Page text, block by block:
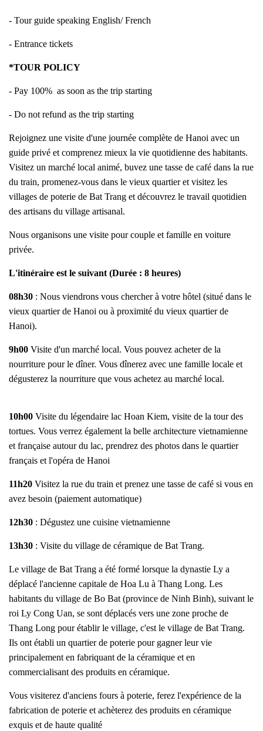
- Tour guide speaking English/ French
- Entrance tickets
*TOUR POLICY
- Pay 100% as soon as the trip starting
- Do not refund as the trip starting
Rejoignez une visite d'une journée complète de Hanoi avec un
guide privé et comprenez mieux la vie quotidienne des habitants.
Visitez un marché local animé, buvez une tasse de café dans la rue
du train, promenez-vous dans le vieux quartier et visitez les
villages de poterie de Bat Trang et découvrez le travail quotidien
des artisans du village artisanal.
Nous organisons une visite pour couple et famille en voiture
privée.
L'itinéraire est le suivant (Durée : 8 heures)
08h30 : Nous viendrons vous chercher à votre hôtel (situé dans le
vieux quartier de Hanoi ou à proximité du vieux quartier de
Hanoi).
9h00 Visite d'un marché local. Vous pouvez acheter de la
nourriture pour le dîner. Vous dînerez avec une famille locale et
dégusterez la nourriture que vous achetez au marché local.
10h00 Visite du légendaire lac Hoan Kiem, visite de la tour des
tortues. Vous verrez également la belle architecture vietnamienne
et française autour du lac, prendrez des photos dans le quartier
français et l'opéra de Hanoi
11h20 Visitez la rue du train et prenez une tasse de café si vous en
avez besoin (paiement automatique)
12h30 : Dégustez une cuisine vietnamienne
13h30 : Visite du village de céramique de Bat Trang.
Le village de Bat Trang a été formé lorsque la dynastie Ly a
déplacé l'ancienne capitale de Hoa Lu à Thang Long. Les
habitants du village de Bo Bat (province de Ninh Binh), suivant le
roi Ly Cong Uan, se sont déplacés vers une zone proche de
Thang Long pour établir le village, c'est le village de Bat Trang.
Ils ont établi un quartier de poterie pour gagner leur vie
principalement en fabriquant de la céramique et en
commercialisant des produits en céramique.
Vous visiterez d'anciens fours à poterie, ferez l'expérience de la
fabrication de poterie et achèterez des produits en céramique
exquis et de haute qualité